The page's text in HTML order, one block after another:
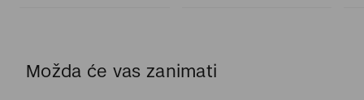
Možda će vas zanimati